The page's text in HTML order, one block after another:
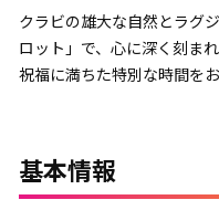
クラビの雄大な自然とラグ
ロット」で、心に深く刻ま
祝福に満ちた特別な時間を
基本情報